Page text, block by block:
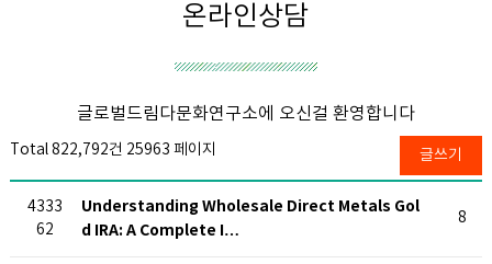
온라인상담
글로벌드림다문화연구소에 오신걸 환영합니다
Total 822,792건 25963 페이지 글쓰기
4333
62
Understanding Wholesale Direct Metals Gol
d IRA: A Complete I…
8